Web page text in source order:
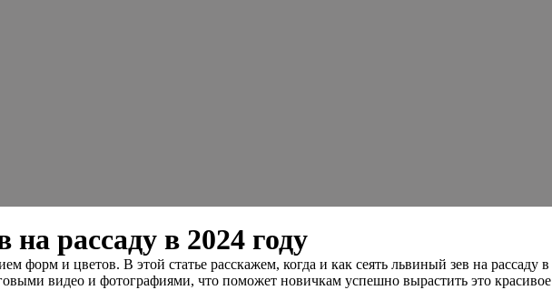
рассаду в 2024 году
форм и цветов. В этой статье расскажем, когда и как сеять львиный зев на рассаду
видео и фотографиями, что поможет новичкам успешно вырастить это красивое